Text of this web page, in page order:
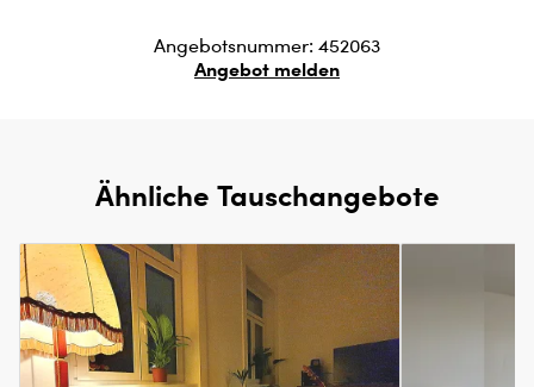
Angebotsnummer: 452063
Angebot melden
Ähnliche Tauschangebote